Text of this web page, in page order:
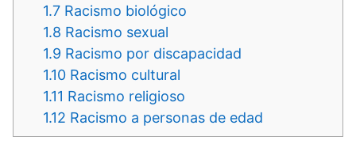
1.7 Racismo biológico
1.8 Racismo sexual
1.9 Racismo por discapacidad
1.10 Racismo cultural
1.11 Racismo religioso
1.12 Racismo a personas de edad